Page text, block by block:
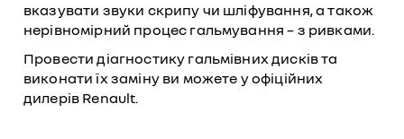
вказувати звуки скрипу чи шліфування, а також
нерівномірний процес гальмування – з ривками.
Провести діагностику гальмівних дисків та
виконати їх заміну ви можете у офіційних
дилерів Renault.